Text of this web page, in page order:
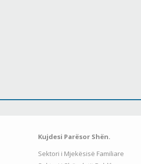
Kujdesi Parësor Shën.
Sektori i Mjekësisë Familiare